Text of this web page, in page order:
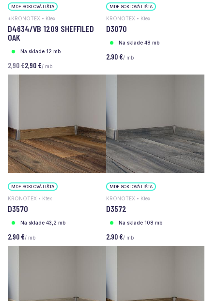
MDF SOKLOVÁ LIŠTA
*KRONOTEX • Ktex
D4634/VB 1209 SHEFFILED
OAK
Na sklade 12 mb
2,90 €2,90 €/ mb
MDF SOKLOVÁ LIŠTA
KRONOTEX • Ktex
D3070
Na sklade 48 mb
2,90 €/ mb
MDF SOKLOVÁ LIŠTA
KRONOTEX • Ktex
D3570
Na sklade 43,2 mb
2,90 €/ mb
MDF SOKLOVÁ LIŠTA
KRONOTEX • Ktex
D3572
Na sklade 108 mb
2,90 €/ mb